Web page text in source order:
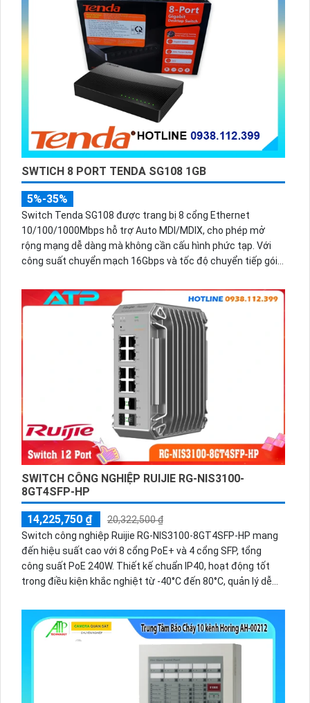
SWTICH 8 PORT TENDA SG108 1GB
5%-35%
Switch Tenda SG108 được trang bị 8 cổng Ethernet
10/100/1000Mbps hỗ trợ Auto MDI/MDIX, cho phép mở
rộng mạng dễ dàng mà không cần cấu hình phức tạp. Với
công suất chuyển mạch 16Gbps và tốc độ chuyển tiếp gói
mạnh mẽ
SWITCH CÔNG NGHIỆP RUIJIE RG-NIS3100-
8GT4SFP-HP
14,225,750 ₫
20,322,500 ₫
Switch công nghiệp Ruijie RG-NIS3100-8GT4SFP-HP mang
đến hiệu suất cao với 8 cổng PoE+ và 4 cổng SFP, tổng
công suất PoE 240W. Thiết kế chuẩn IP40, hoạt động tốt
trong điều kiện khắc nghiệt từ -40°C đến 80°C, quản lý dễ
giao thông, và giám sát.